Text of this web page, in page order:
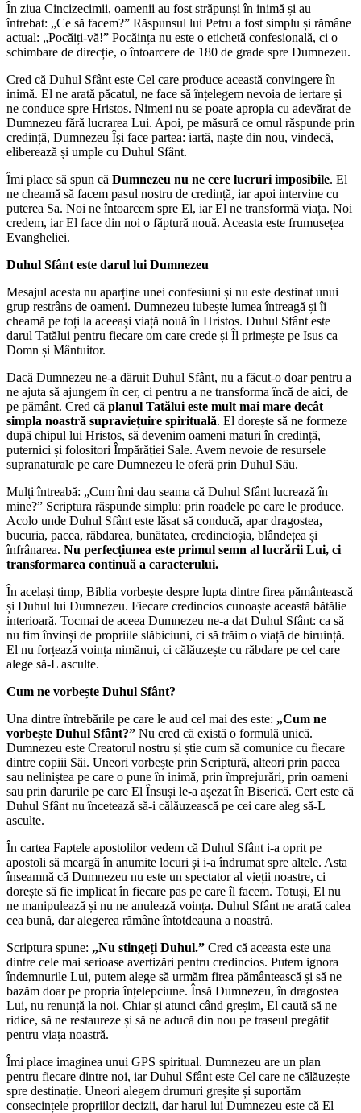
În ziua Cincizecimii, oamenii au fost străpunși în inimă și au
întrebat: „Ce să facem?” Răspunsul lui Petru a fost simplu și rămâne
actual: „Pocăiți-vă!” Pocăința nu este o etichetă confesională, ci o
schimbare de direcție, o întoarcere de 180 de grade spre Dumnezeu.
Cred că Duhul Sfânt este Cel care produce această convingere în
inimă. El ne arată păcatul, ne face să înțelegem nevoia de iertare și
ne conduce spre Hristos. Nimeni nu se poate apropia cu adevărat de
Dumnezeu fără lucrarea Lui. Apoi, pe măsură ce omul răspunde prin
credință, Dumnezeu Își face partea: iartă, naște din nou, vindecă,
eliberează și umple cu Duhul Sfânt.
Îmi place să spun că Dumnezeu nu ne cere lucruri imposibile. El
ne cheamă să facem pasul nostru de credință, iar apoi intervine cu
puterea Sa. Noi ne întoarcem spre El, iar El ne transformă viața. Noi
credem, iar El face din noi o făptură nouă. Aceasta este frumusețea
Evangheliei.
Duhul Sfânt este darul lui Dumnezeu
Mesajul acesta nu aparține unei confesiuni și nu este destinat unui
grup restrâns de oameni. Dumnezeu iubește lumea întreagă și îi
cheamă pe toți la aceeași viață nouă în Hristos. Duhul Sfânt este
darul Tatălui pentru fiecare om care crede și Îl primește pe Isus ca
Domn și Mântuitor.
Dacă Dumnezeu ne-a dăruit Duhul Sfânt, nu a făcut-o doar pentru a
ne ajuta să ajungem în cer, ci pentru a ne transforma încă de aici, de
pe pământ. Cred că planul Tatălui este mult mai mare decât
simpla noastră supraviețuire spirituală. El dorește să ne formeze
după chipul lui Hristos, să devenim oameni maturi în credință,
puternici și folositori Împărăției Sale. Avem nevoie de resursele
supranaturale pe care Dumnezeu le oferă prin Duhul Său.
Mulți întreabă: „Cum îmi dau seama că Duhul Sfânt lucrează în
mine?” Scriptura răspunde simplu: prin roadele pe care le produce.
Acolo unde Duhul Sfânt este lăsat să conducă, apar dragostea,
bucuria, pacea, răbdarea, bunătatea, credincioșia, blândețea și
înfrânarea. Nu perfecțiunea este primul semn al lucrării Lui, ci
transformarea continuă a caracterului.
În același timp, Biblia vorbește despre lupta dintre firea pământească
și Duhul lui Dumnezeu. Fiecare credincios cunoaște această bătălie
interioară. Tocmai de aceea Dumnezeu ne-a dat Duhul Sfânt: ca să
nu fim învinși de propriile slăbiciuni, ci să trăim o viață de biruință.
El nu forțează voința nimănui, ci călăuzește cu răbdare pe cel care
alege să-L asculte.
Cum ne vorbește Duhul Sfânt?
Una dintre întrebările pe care le aud cel mai des este: „Cum ne
vorbește Duhul Sfânt?” Nu cred că există o formulă unică.
Dumnezeu este Creatorul nostru și știe cum să comunice cu fiecare
dintre copiii Săi. Uneori vorbește prin Scriptură, alteori prin pacea
sau neliniștea pe care o pune în inimă, prin împrejurări, prin oameni
sau prin darurile pe care El Însuși le-a așezat în Biserică. Cert este că
Duhul Sfânt nu încetează să-i călăuzească pe cei care aleg să-L
asculte.
În cartea Faptele apostolilor vedem că Duhul Sfânt i-a oprit pe
apostoli să meargă în anumite locuri și i-a îndrumat spre altele. Asta
înseamnă că Dumnezeu nu este un spectator al vieții noastre, ci
dorește să fie implicat în fiecare pas pe care îl facem. Totuși, El nu
ne manipulează și nu ne anulează voința. Duhul Sfânt ne arată calea
cea bună, dar alegerea rămâne întotdeauna a noastră.
Scriptura spune: „Nu stingeți Duhul.” Cred că aceasta este una
dintre cele mai serioase avertizări pentru credincios. Putem ignora
îndemnurile Lui, putem alege să urmăm firea pământească și să ne
bazăm doar pe propria înțelepciune. Însă Dumnezeu, în dragostea
Lui, nu renunță la noi. Chiar și atunci când greșim, El caută să ne
ridice, să ne restaureze și să ne aducă din nou pe traseul pregătit
pentru viața noastră.
Îmi place imaginea unui GPS spiritual. Dumnezeu are un plan
pentru fiecare dintre noi, iar Duhul Sfânt este Cel care ne călăuzește
spre destinație. Uneori alegem drumuri greșite și suportăm
consecințele propriilor decizii, dar harul lui Dumnezeu este că El